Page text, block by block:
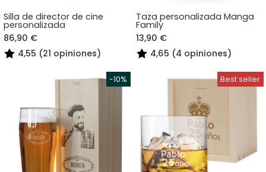
Silla de director de cine
personalizada
86,90 €
4,55 (21 opiniones)
Taza personalizada Manga
Family
13,90 €
4,65 (4 opiniones)